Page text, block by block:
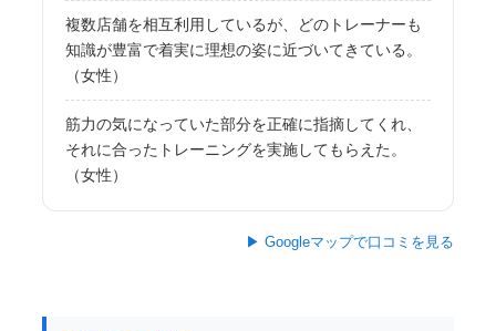
複数店舗を相互利用しているが、どのトレーナーも
知識が豊富で着実に理想の姿に近づいてきている。
（女性）
筋力の気になっていた部分を正確に指摘してくれ、
それに合ったトレーニングを実施してもらえた。
（女性）
▶ Googleマップで口コミを見る